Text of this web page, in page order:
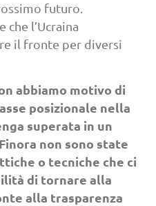
futuro.
l’Ucraina
il fronte per diversi
abbiamo motivo di
posizionale nella
superata in un
non sono state
o tecniche che ci
di tornare alla
alla trasparenza